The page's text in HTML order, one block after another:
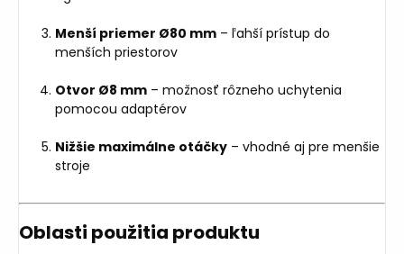
Menší priemer Ø80 mm – ľahší prístup do
menších priestorov
Otvor Ø8 mm – možnosť rôzneho uchytenia
pomocou adaptérov
Nižšie maximálne otáčky – vhodné aj pre menšie
stroje
Oblasti použitia produktu